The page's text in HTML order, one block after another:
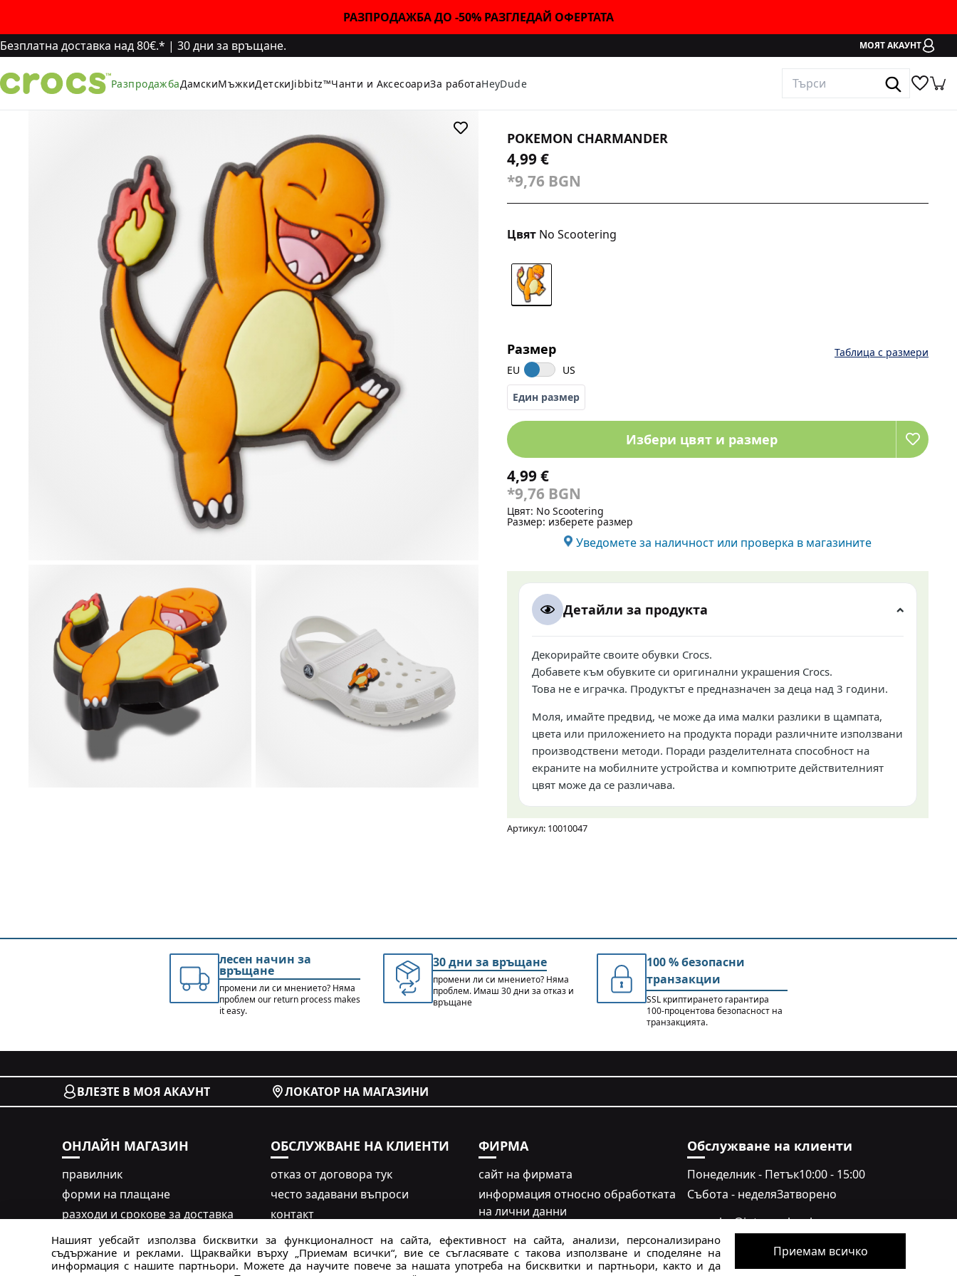
РАЗПРОДАЖБА ДО -50% РАЗГЛЕДАЙ ОФЕРТАТА
Безплатна доставка над 80€.* | 30 дни за връщане. МОЯТ АКАУНТ
РазпродажбаДамскиМъжкиДетскиJibbitz™Чанти и АксесоариЗа работаHeyDude
POKEMON CHARMANDER
4,99 €
*9,76 BGN
Цвят No Scootering
Размер
EU US
Таблица с размери
Един размер
Избери цвят и размер
4,99 €
*9,76 BGN
Цвят: No Scootering
Размер: изберете размер
Уведомете за наличност или проверка в магазините
Детайли за продукта
Декорирайте своите обувки Crocs.
Добавете към обувките си оригинални украшения Crocs.
Това не е играчка. Продуктът е предназначен за деца над 3 години.
Моля, имайте предвид, че може да има малки разлики в щампата,
цвета или приложението на продукта поради различните използвани
производствени методи. Поради разделителната способност на
екраните на мобилните устройства и компютрите действителният
цвят може да се различава.
Артикул: 10010047
лесен начин за
връщане
промени ли си мнението? Няма
проблем our return process makes
it easy.
30 дни за връщане
промени ли си мнението? Няма
проблем. Имаш 30 дни за отказ и
връщане
100 % безопасни
транзакции
SSL криптирането гарантира
100-процентова безопасност на
транзакцията.
ВЛЕЗТЕ В МОЯ АКАУНТ ЛОКАТОР НА МАГАЗИНИ
ОНЛАЙН МАГАЗИН
правилник
форми на плащане
разходи и срокове за доставка
таблица с размери
ОБСЛУЖВАНЕ НА КЛИЕНТИ
oтказ от договора тук
често задавани въпроси
контакт
формуляра за рекламация
бюлетин
ФИРМА
сайт на фирмата
информация относно обработката
на лични данни
на продукта
Правила за използване на
Обслужване на клиенти
Понеделник - Петък10:00 - 15:00
Събота - неделяЗатворено
crocs.bg@intersocks.pl
+359
Нашият уебсайт използва бисквитки за функционалност на сайта, ефективност на сайта, анализи, персонализирано
съдържание и реклами. Щраквайки върху „Приемам всички“, вие се съгласявате с такова използване и споделяне на
информация с нашите партньори. Можете да научите повече за нашата употреба на бисквитки и партньори, както и да
Приемам всичко